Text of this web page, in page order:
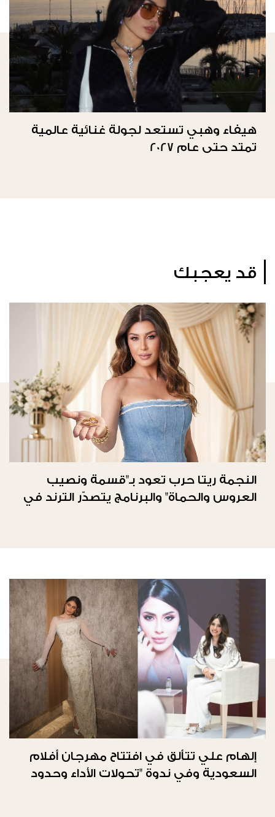
هيفاء وهبي تستعد لجولة غنائية عالمية
تمتد حتى عام 2027
قد يعجبك
النجمة ريتا حرب تعود بـ"قسمة ونصيب
العروس والحماة" والبرنامج يتصدّر الترند في
إلهام علي تتألق في افتتاح مهرجان أفلام
السعودية وفي ندوة "تحولات الأداء وحدود